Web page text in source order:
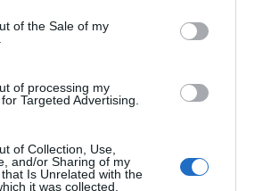
of the Sale of my
of processing my
Targeted Advertising.
of Collection, Use,
and/or Sharing of my
Is Unrelated with the
it was collected.
amb un debat
en la
impulsar la
construció